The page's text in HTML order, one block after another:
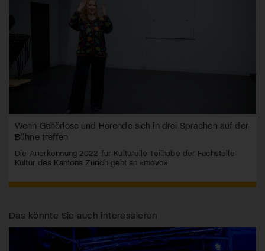
Wenn Gehörlose und Hörende sich in drei Sprachen auf der
Bühne treffen
Die Anerkennung 2022 für Kulturelle Teilhabe der Fachstelle
Kultur des Kantons Zürich geht an «movo»
Das könnte Sie auch interessieren